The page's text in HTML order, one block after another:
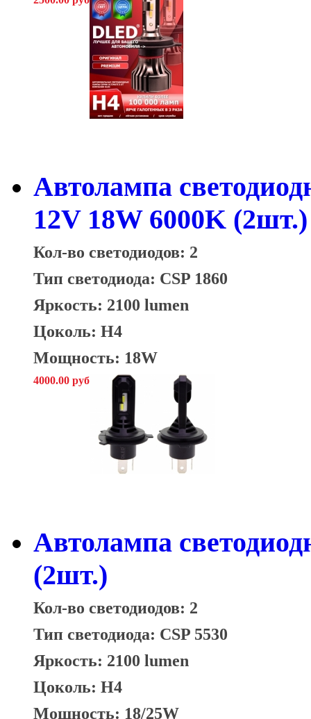
Автолампа
12V 18W 6000K (2шт.)
Кол-во светодиодов: 2
Тип светодиода: CSP 1860
Яркость: 2100 lumen
Цоколь: H4
Мощность: 18W
4000.00 руб
Автолампа
(2шт.)
Кол-во светодиодов: 2
Тип светодиода: CSP 5530
Яркость: 2100 lumen
Цоколь: H4
Мощность: 18/25W